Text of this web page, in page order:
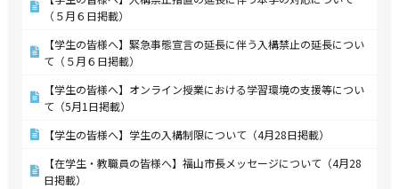
（５月６日掲載）
【学生の皆様へ】緊急事態宣言の延長に伴う入構禁止の延長につい
て（５月６日掲載）
【学生の皆様へ】オンライン授業における学習環境の支援等につい
て（5月1日掲載）
【学生の皆様へ】学生の入構制限について（4月28日掲載）
【在学生・教職員の皆様へ】福山市長メッセージについて（4月28
日掲載）